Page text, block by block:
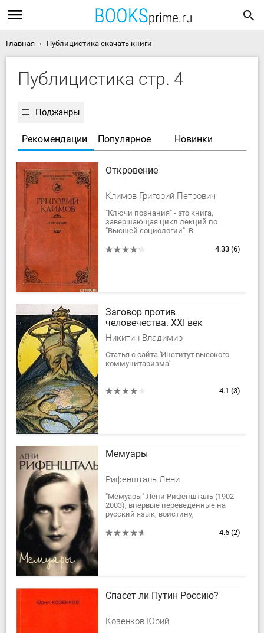
Главная Публицистика скачать книги
Публицистика стр. 4
Поджанры
Рекомендации Популярное Новинки
Откровение
Климов Григорий Петрович
"Ключи познания" - это книга,
завершающая цикл лекций по
"Высшей социологии". В
читатель, вооружённый "ключами"
4.33 (6)
Заговор против
человечества. XXI век
Никитин Владимир
Статья с сайта 'Институт высокого
коммунитаризма'.
4.1 (3)
Мемуары
Рифеншталь Лени
"Мемуары" Лени Рифеншталь (1902-
2003), впервые переведенные на
русский язык, воистину,
запечатлевший время глазами 4.6 (2)
Спасет ли Путин Россию?
Козенков Юрий